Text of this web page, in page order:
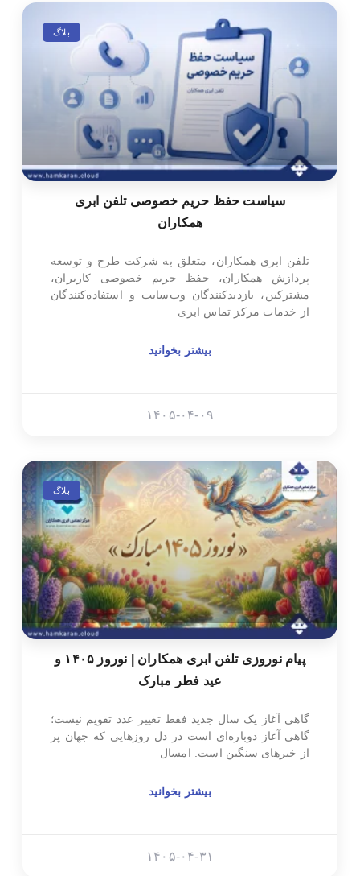
بلاگ
سیاست حفظ حریم خصوصی تلفن ابری
همکاران
تلفن ابری همکاران، متعلق به شرکت طرح و توسعه
پردازش همکاران، حفظ حریم خصوصی کاربران،
مشترکین، بازدیدکنندگان وب‌سایت و استفاده‌کنندگان
از خدمات مرکز تماس ابری
بیشتر بخوانید
۱۴۰۵-۰۴-۰۹
بلاگ
پیام نوروزی تلفن ابری همکاران | نوروز ۱۴۰۵ و
عید فطر مبارک
گاهی آغاز یک سال جدید فقط تغییر عدد تقویم نیست؛
گاهی آغاز دوباره‌ای است در دل روزهایی که جهان پر
از خبرهای سنگین است. امسال
بیشتر بخوانید
۱۴۰۵-۰۴-۳۱